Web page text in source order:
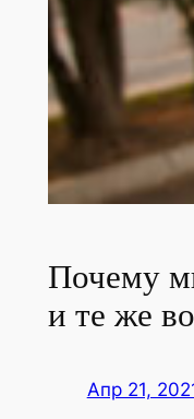
Почему
и те же
Апр 21,